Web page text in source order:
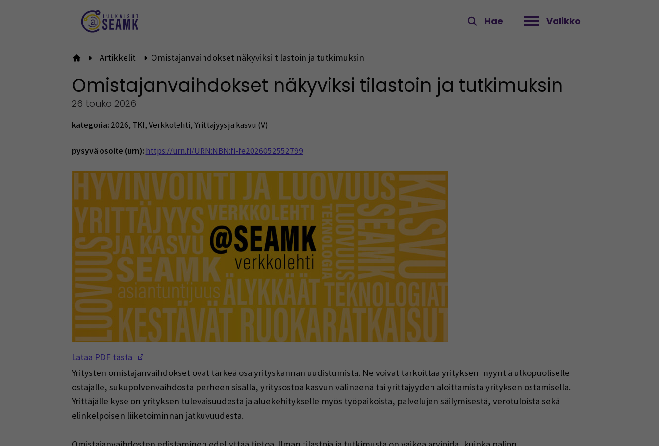
Hae Valikko
Avaa valikko
Etusivulle
Artikkelit Omistajanvaihdokset näkyviksi tilastoin ja tutkimuksin
Omistajanvaihdokset näkyviksi tilastoin ja tutkimuksin
26 touko 2026
kategoria: 2026, TKI,Verkkolehti,Yrittäjyys ja kasvu (V)
pysyvä osoite (urn): https://urn.fi/URN:NBN:fi-fe2026052552799
Lataa PDF tästä
Yritysten omistajanvaihdokset ovat tärkeä osa yrityskannan uudistumista. Ne voivat tarkoittaa yrityksen myyntiä ulkopuoliselle
ostajalle, sukupolvenvaihdosta perheen sisällä, yritysostoa kasvun välineenä tai yrittäjyyden aloittamista yrityksen ostamisella.
Yrittäjälle kyse on yrityksen tulevaisuudesta ja aluekehitykselle myös työpaikoista, palvelujen säilymisestä, verotuloista sekä
elinkelpoisen liiketoiminnan jatkuvuudesta.